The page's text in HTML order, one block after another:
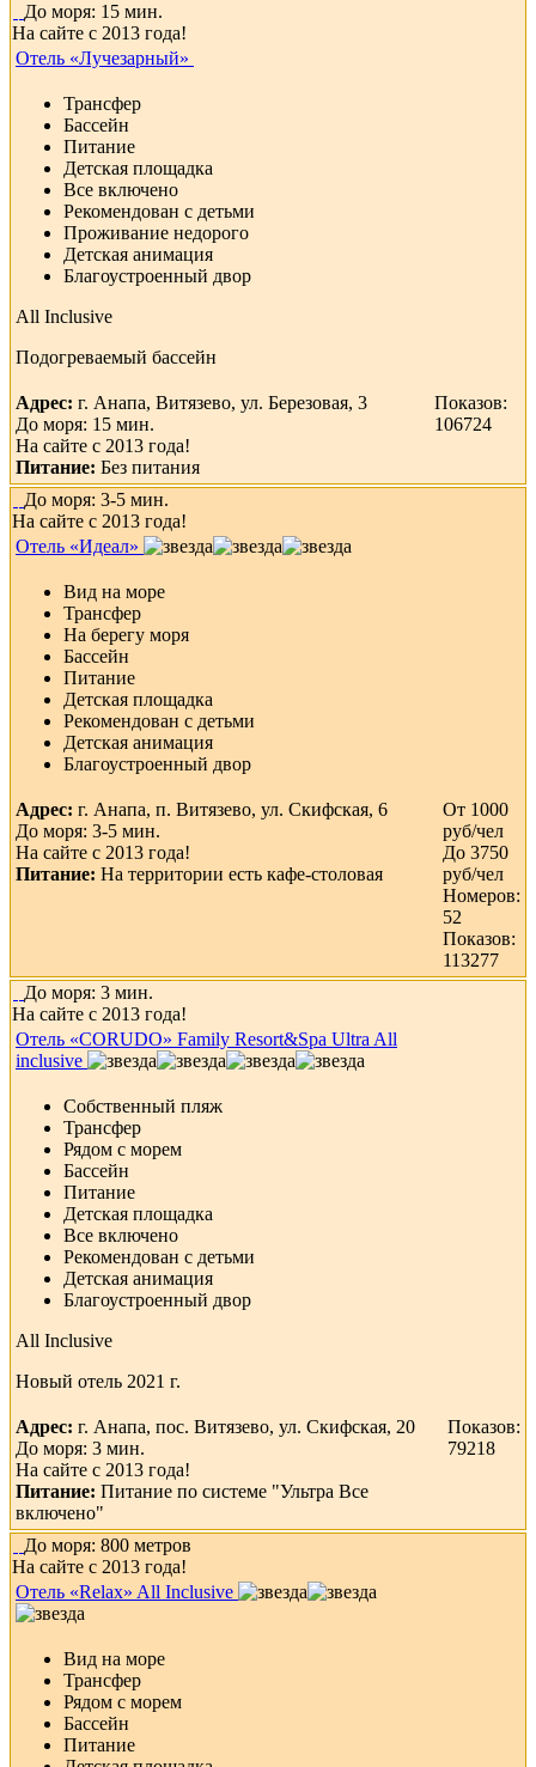
До моря: 15 мин.
На сайте с 2013 года!
Отель «Лучезарный»
Трансфер
Бассейн
Питание
Детская площадка
Все включено
Рекомендован с детьми
Проживание недорого
Детская анимация
Благоустроенный двор
All Inclusive
Подогреваемый бассейн
Адрес: г. Анапа, Витязево, ул. Березовая, 3
До моря: 15 мин.
На сайте с 2013 года!
Питание: Без питания
Показов:
106724
До моря: 3-5 мин.
На сайте с 2013 года!
Отель «Идеал»
Вид на море
Трансфер
На берегу моря
Бассейн
Питание
Детская площадка
Рекомендован с детьми
Детская анимация
Благоустроенный двор
Адрес: г. Анапа, п. Витязево, ул. Скифская, 6
До моря: 3-5 мин.
На сайте с 2013 года!
Питание: На территории есть кафе-столовая
От 1000
руб/чел
До 3750
руб/чел
Номеров:
52
Показов:
113277
До моря: 3 мин.
На сайте с 2013 года!
Отель «CORUDO» Family Resort&Spa Ultra All
inclusive
Собственный пляж
Трансфер
Рядом с морем
Бассейн
Питание
Детская площадка
Все включено
Рекомендован с детьми
Детская анимация
Благоустроенный двор
All Inclusive
Новый отель 2021 г.
Адрес: г. Анапа, пос. Витязево, ул. Скифская, 20
До моря: 3 мин.
На сайте с 2013 года!
Питание: Питание по системе "Ультра Все
включено"
Показов:
79218
До моря: 800 метров
На сайте с 2013 года!
Отель «Relax» All Inclusive
Вид на море
Трансфер
Рядом с морем
Бассейн
Питание